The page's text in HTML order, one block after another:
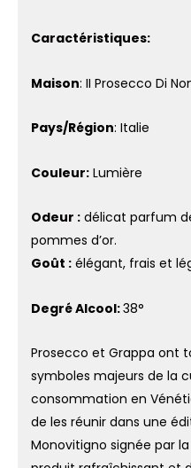
Caractéristiques:
Maison: II Prosecco Di
Pays/Région: Italie
Couleur: Lumière
Odeur : délicat parfum
pommes d’or.
Goût : élégant, frais et
Degré Alcool:38°
Prosecco et Grappa ont
symboles majeurs de la
consommation en
de les réunir dans une
Monovitigno signée par